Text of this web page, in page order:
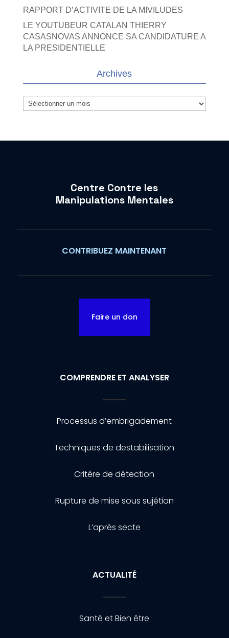
RAPPORT D’ACTIVITE DE LA MIVILUDES
LE YOUTUBEUR CATALAN THIERRY
CASASNOVAS ANNONCE SA CANDIDATURE A
LA PRESIDENTIELLE
Archives
Archives
Centre Contre les
Manipulations Mentales
CONTRIBUEZ MAINTENANT
Faire un don
COMPRENDRE ET ANALYSER
Processus d’embrigadement
Techniques de destabilisation
Critère de détection
Rupture de mise sous sujétion
L’après secte
ACTUALITÉ
Santé et Bien être